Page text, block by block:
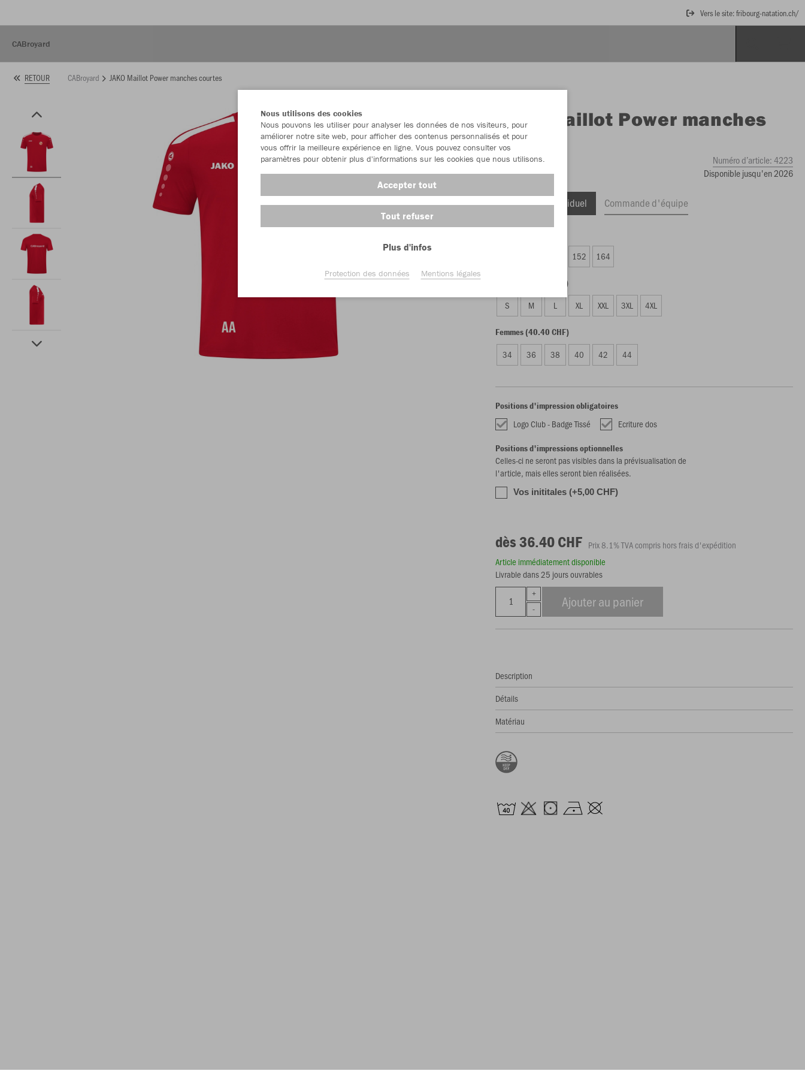
Vers le site: fribourg-natation.ch/
CABroyard
RETOUR CABroyard JAKO Maillot Power manches courtes
JAKO
Maillot Power manches
courtes
Numéro d’article:4223
Disponible jusqu'en 2026
Emballage Individuel Commande d'équipe
152 164
Unisexe (40.40 CHF)
S M L XL XXL 3XL 4XL
Femmes (40.40 CHF)
34 36 38 40 42 44
Positions d'impression obligatoires
Logo Club - Badge Tissé Ecriture dos
Positions d'impressions optionnelles
Celles-ci ne seront pas visibles dans la prévisualisation de
l'article, mais elles seront bien réalisées.
Vos inititales (+5,00 CHF)
dès 36.40 CHF Prix 8.1% TVA compris hors frais d'expédition
Article immédiatement disponible
Livrable dans 25 jours ouvrables
Ajouter au panier
Description
Détails
Matériau
Nous utilisons des cookies
Nous pouvons les utiliser pour analyser les données de nos visiteurs, pour
améliorer notre site web, pour afficher des contenus personnalisés et pour
vous offrir la meilleure expérience en ligne. Vous pouvez consulter vos
paramètres pour obtenir plus d'informations sur les cookies que nous utilisons.
Accepter tout
Tout refuser
Plus d'infos
Protection des données Mentions légales